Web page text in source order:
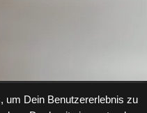
um Dein Benutzererlebnis zu